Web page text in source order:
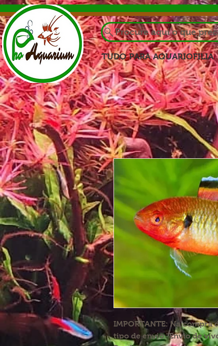
Procure aqui o que
TUDO PARA AQUARIOFILIA
IMPORTANTE: Na compra
tipo de envio "Envio de